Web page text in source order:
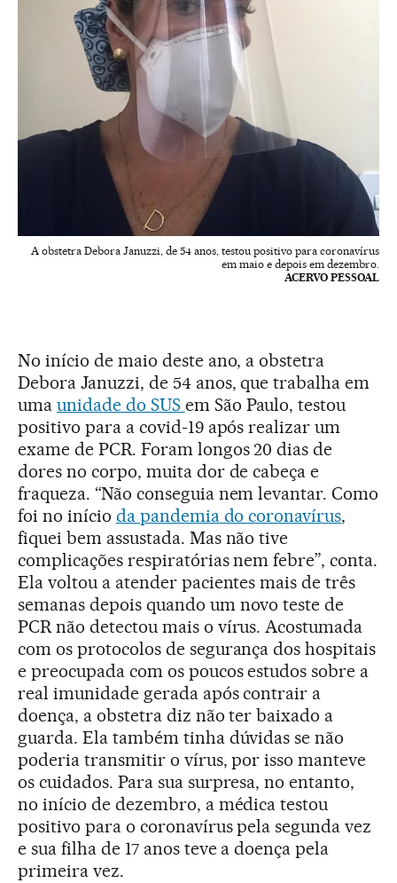
A obstetra Debora Januzzi, de 54 anos, testou positivo para coronavírus
em maio e depois em dezembro.
ACERVO PESSOAL
No início de maio deste ano, a obstetra
Debora Januzzi, de 54 anos, que trabalha em
uma unidade do SUS em São Paulo, testou
positivo para a covid-19 após realizar um
exame de PCR. Foram longos 20 dias de
dores no corpo, muita dor de cabeça e
fraqueza. “Não conseguia nem levantar. Como
foi no início da pandemia do coronavírus,
fiquei bem assustada. Mas não tive
complicações respiratórias nem febre”, conta.
Ela voltou a atender pacientes mais de três
semanas depois quando um novo teste de
PCR não detectou mais o vírus. Acostumada
com os protocolos de segurança dos hospitais
e preocupada com os poucos estudos sobre a
real imunidade gerada após contrair a
doença, a obstetra diz não ter baixado a
guarda. Ela também tinha dúvidas se não
poderia transmitir o vírus, por isso manteve
os cuidados. Para sua surpresa, no entanto,
no início de dezembro, a médica testou
positivo para o coronavírus pela segunda vez
e sua filha de 17 anos teve a doença pela
primeira vez.